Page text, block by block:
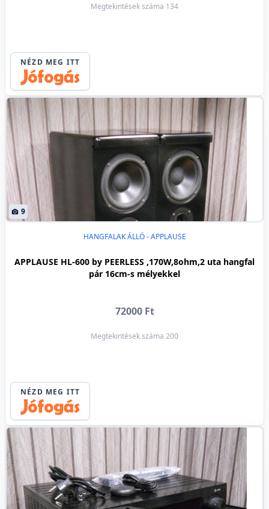
Megtekintések száma 134
NÉZD MEG ITT
9
HANGFALAK ÁLLÓ - APPLAUSE
APPLAUSE HL-600 by PEERLESS ,170W,8ohm,2 uta hangfal
pár 16cm-s mélyekkel
72000 Ft
Megtekintések száma 200
NÉZD MEG ITT